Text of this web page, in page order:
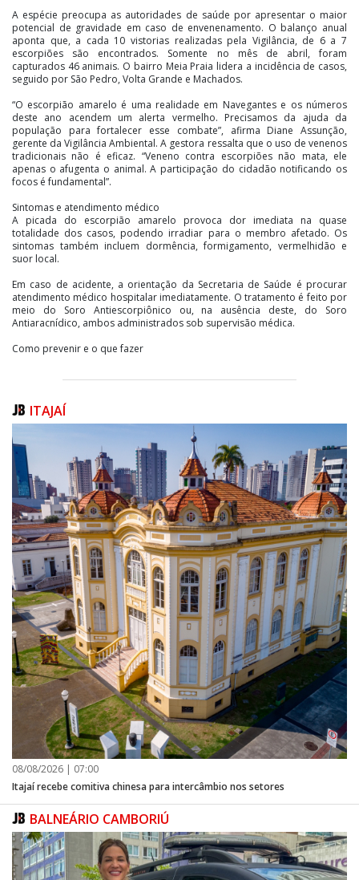
A espécie preocupa as autoridades de saúde por apresentar o maior
potencial de gravidade em caso de envenenamento. O balanço anual
aponta que, a cada 10 vistorias realizadas pela Vigilância, de 6 a 7
escorpiões são encontrados. Somente no mês de abril, foram
capturados 46 animais. O bairro Meia Praia lidera a incidência de casos,
seguido por São Pedro, Volta Grande e Machados.
“O escorpião amarelo é uma realidade em Navegantes e os números
deste ano acendem um alerta vermelho. Precisamos da ajuda da
população para fortalecer esse combate”, afirma Diane Assunção,
gerente da Vigilância Ambiental. A gestora ressalta que o uso de venenos
tradicionais não é eficaz. “Veneno contra escorpiões não mata, ele
apenas o afugenta o animal. A participação do cidadão notificando os
focos é fundamental”.
Sintomas e atendimento médico
A picada do escorpião amarelo provoca dor imediata na quase
totalidade dos casos, podendo irradiar para o membro afetado. Os
sintomas também incluem dormência, formigamento, vermelhidão e
suor local.
Em caso de acidente, a orientação da Secretaria de Saúde é procurar
atendimento médico hospitalar imediatamente. O tratamento é feito por
meio do Soro Antiescorpiônico ou, na ausência deste, do Soro
Antiaracnídico, ambos administrados sob supervisão médica.
Como prevenir e o que fazer
Vigilância Ambiental recomenda as seguintes medidas de prevenção:
Limpeza de terrenos: Eliminar entulhos, telhas, tijolos e madeiras
empilhadas em quintais, obras e terrenos baldios.
Vedação de frestas: Fechar com cimento ou telas frestas em paredes,
rodapés, portas, janelas, caixas de luz, tomadas e ralos.
Controle de lixo: Evitar o acúmulo de lixo doméstico por mais de 24
horas e manter as lixeiras bem vedadas para não atrair baratas.
Caso encontre um escorpião em residência, a recomendação é capturar
o animal com cuidado e acionar imediatamente a Vigilância Ambiental. O
órgão realiza visitas periódicas em todos os bairros e atende pelo
telefone e WhatsApp (47) 3185-2384.
Texto: Marília Cordeiro
Foto: Rodrigo Ramos
ITAJAÍ
08/08/2026 | 07:00
Itajaí recebe comitiva chinesa para intercâmbio nos setores
BALNEÁRIO CAMBORIÚ